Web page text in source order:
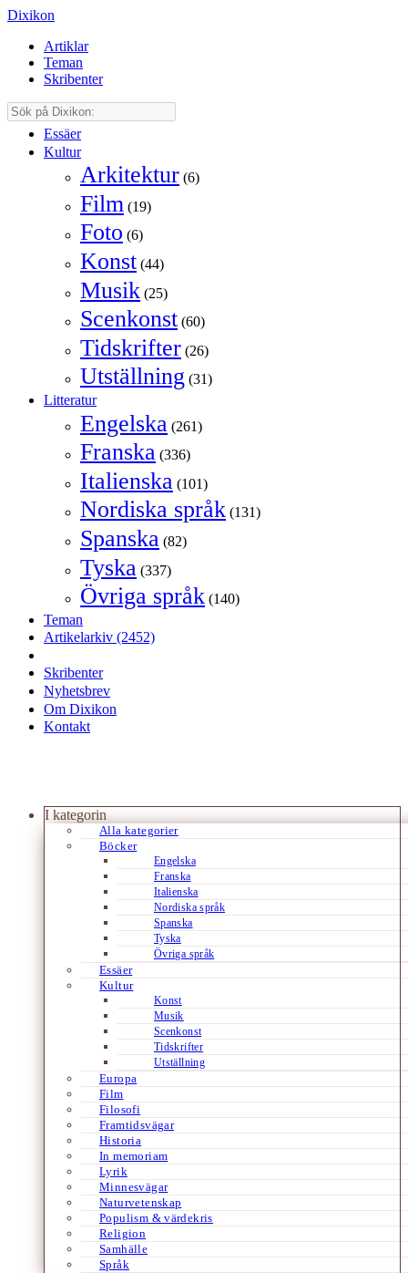
Dixikon
Artiklar
Teman
Skribenter
Essäer
Kultur
Arkitektur (6)
Film (19)
Foto (6)
Konst (44)
Musik (25)
Scenkonst (60)
Tidskrifter (26)
Utställning (31)
Litteratur
Engelska (261)
Franska (336)
Italienska (101)
Nordiska språk (131)
Spanska (82)
Tyska (337)
Övriga språk (140)
Teman
Artikelarkiv (2452)
Skribenter
Nyhetsbrev
Om Dixikon
Kontakt
I kategorin
Alla kategorier
Böcker
Engelska
Franska
Italienska
Nordiska språk
Spanska
Tyska
Övriga språk
Essäer
Kultur
Konst
Musik
Scenkonst
Tidskrifter
Utställning
Europa
Film
Filosofi
Framtidsvägar
Historia
In memoriam
Lyrik
Minnesvägar
Naturvetenskap
Populism & värdekris
Religion
Samhälle
Språk